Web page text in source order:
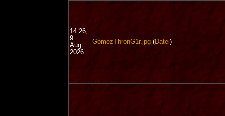
14:26,
9.
Aug.
2026
GomezThronG1r.jpg(Datei)